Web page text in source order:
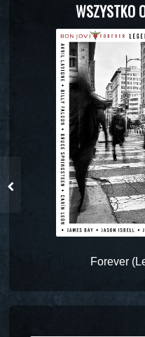
WSZYSTKO
Forever